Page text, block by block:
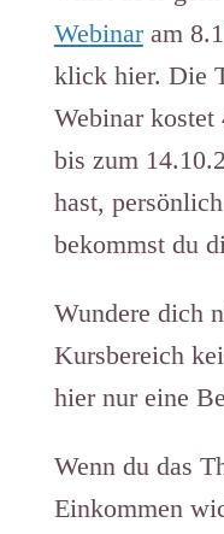
Webinaram
klick hier. Die
Webinar
bis zum
hast,
bekommst du
Wundere dich
Kursbereich
hier nur eine
Wenn du das
Einkommen